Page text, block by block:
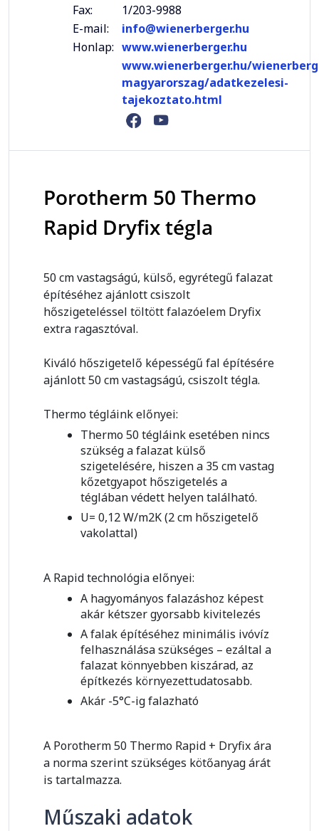
Fax:
1/203-9988
E-mail:
info@wienerberger.hu
Honlap: www.wienerberger.hu
www.wienerberger.hu/
magyarorszag/adatkezelesi-
tajekoztato.html
Porotherm 50 Thermo
Rapid Dryfix tégla
50 cm vastagságú, külső, egyrétegű falazat
építéséhez ajánlott csiszolt
hőszigeteléssel töltött falazóelem Dryfix
extra ragasztóval.
Kiváló hőszigetelő képességű fal építésére
ajánlott 50 cm vastagságú, csiszolt tégla.
Thermo tégláink előnyei:
Thermo 50 tégláink esetében nincs
szükség a falazat külső
szigetelésére, hiszen a 35 cm vastag
kőzetgyapot hőszigetelés a
téglában védett helyen található.
U= 0,12 W/m2K (2 cm hőszigetelő
vakolattal)
A Rapid technológia előnyei:
A hagyományos falazáshoz képest
akár kétszer gyorsabb kivitelezés
A falak építéséhez minimális ivóvíz
felhasználása szükséges – ezáltal a
falazat könnyebben kiszárad, az
építkezés környezettudatosabb.
Akár -5°C-ig falazható
A Porotherm 50 Thermo Rapid + Dryfix ára
a norma szerint szükséges kötőanyag árát
is tartalmazza.
Műszaki adatok